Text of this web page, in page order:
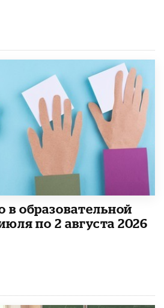
образовательной
по 2 августа 2026